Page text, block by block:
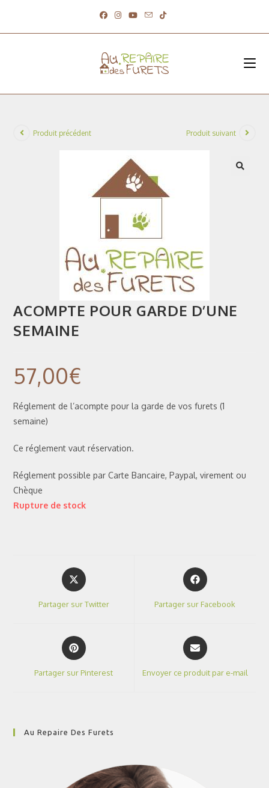
Produit précédent Produit suivant
ACOMPTE POUR GARDE D’UNE
SEMAINE
57,00€
Réglement de l’acompte pour la garde de vos furets (1
semaine)
Ce réglement vaut réservation.
Réglement possible par Carte Bancaire, Paypal, virement ou
Chèque
Rupture de stock
Partager sur Twitter Partager sur Facebook
Partager sur Pinterest Envoyer ce produit par e-mail
Au Repaire Des Furets